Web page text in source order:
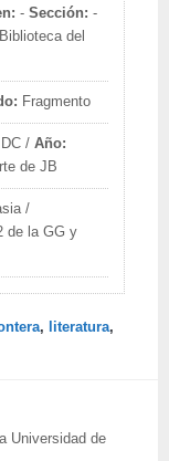
-Sección: -
del
Fragmento
/Año:
de JB
/
de la GG y
, literatura,
Universidad de